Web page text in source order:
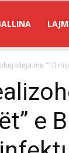
ideja me “10
e